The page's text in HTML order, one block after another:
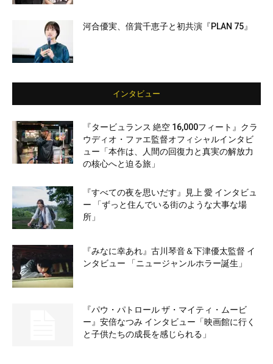
河合優実、倍賞千恵子と初共演『PLAN 75』
インタビュー
『タービュランス 絶空 16,000フィート』クラ
ウディオ・ファエ監督オフィシャルインタビ
ュー「本作は、人間の回復力と真実の解放力
の核心へと迫る旅」
『すべての夜を思いだす』見上 愛 インタビュ
ー 「ずっと住んでいる街のような大事な場
所」
『みなに幸あれ』古川琴音＆下津優太監督 イ
ンタビュー 「ニュージャンルホラー誕生」
『パウ・パトロール ザ・マイティ・ムービ
ー』安倍なつみ インタビュー「映画館に行く
と子供たちの成長を感じられる」